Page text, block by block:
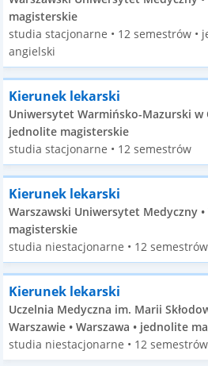
magisterskie
studia stacjonarne • 12 semestrów •
angielski
Kierunek lekarski
Uniwersytet Warmińsko-Mazurski w
jednolite magisterskie
studia stacjonarne • 12 semestrów
Kierunek lekarski
Warszawski Uniwersytet Medyczny
magisterskie
studia niestacjonarne • 12 semestrów
Kierunek lekarski
Uczelnia Medyczna im. Marii
Warszawie • Warszawa • jednolite
studia niestacjonarne • 12 semestrów